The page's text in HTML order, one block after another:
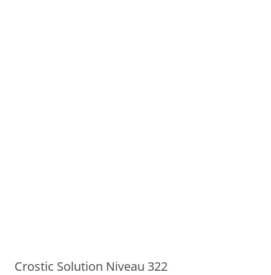
Crostic Solution Niveau 322